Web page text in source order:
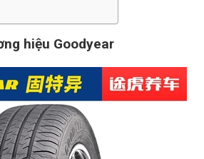
hiệu Goodyear